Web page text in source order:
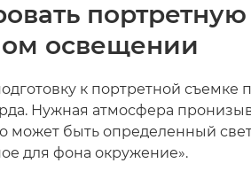
освещении
к портретной съемке
Нужная атмосфера
может быть определенный
для фона окружение».